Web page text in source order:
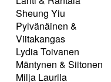
Sheung Yiu
Pylvänäinen &
Viitakangas
Lydia Toivanen
Mäntynen & Siitonen
Milja Laurila